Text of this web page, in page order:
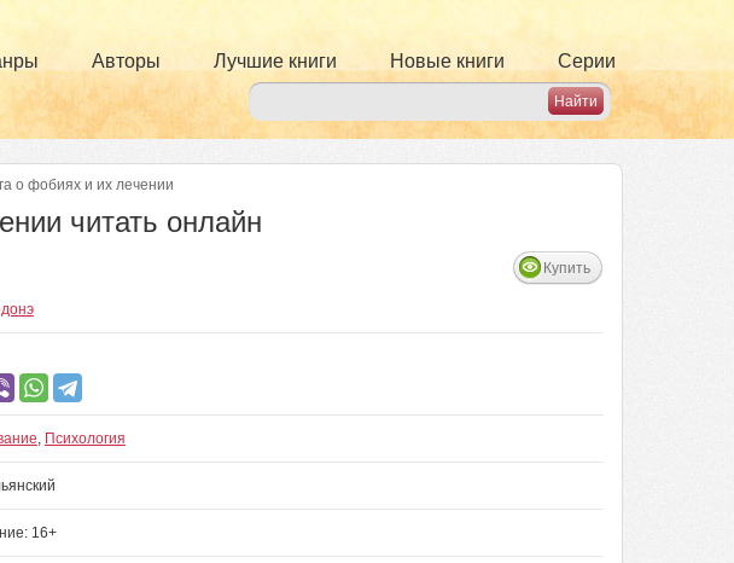
Авторы Лучшие книги Новые книги Серии
о фобиях и их лечении
читать онлайн
Купить
, Психология
16+